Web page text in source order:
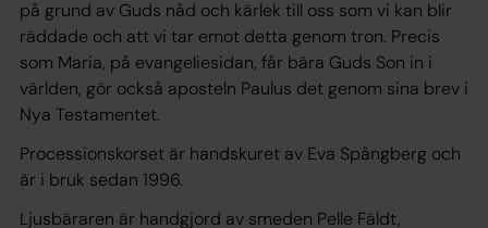
på grund av Guds nåd och kärlek till oss som vi kan blir
räddade och att vi tar emot detta genom tron. Precis
som Maria, på evangeliesidan, får bära Guds Son in i
världen, gör också aposteln Paulus det genom sina brev i
Nya Testamentet.
Processionskorset är handskuret av Eva Spångberg och
är i bruk sedan 1996.
Ljusbäraren är handgjord av smeden Pelle Fäldt,